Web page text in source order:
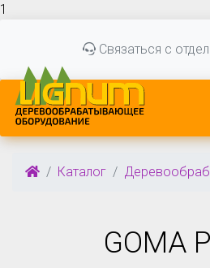
1
Связаться с
Каталог
GOMA